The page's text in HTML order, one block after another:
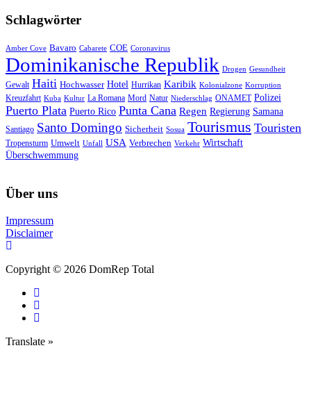
Schlagwörter
Amber Cove Bavaro Cabarete COE Coronavirus
Dominikanische Republik Drogen Gesundheit
Gewalt Haiti Hochwasser Hotel Hurrikan Karibik Kolonialzone Korruption
Kreuzfahrt Kuba Kultur La Romana Mord Natur Niederschlag ONAMET Polizei
Puerto Plata Puerto Rico Punta Cana Regen Regierung Samana
Santiago Santo Domingo Sicherheit Sosua Tourismus Touristen
Tropensturm Umwelt Unfall USA Verbrechen Verkehr Wirtschaft
Überschwemmung
Über uns
Impressum
Disclaimer
Copyright © 2026 DomRep Total
Translate »